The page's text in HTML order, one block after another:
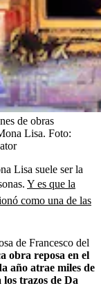
de obras
Lisa. Foto:
Lisa suele ser la
Y es que la
como una de las
de Francesco del
obra reposa en el
año atrae miles de
trazos de Da